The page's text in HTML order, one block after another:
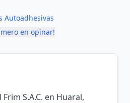
Autoadhesivas
en opinar!
S.A.C. en Huaral,